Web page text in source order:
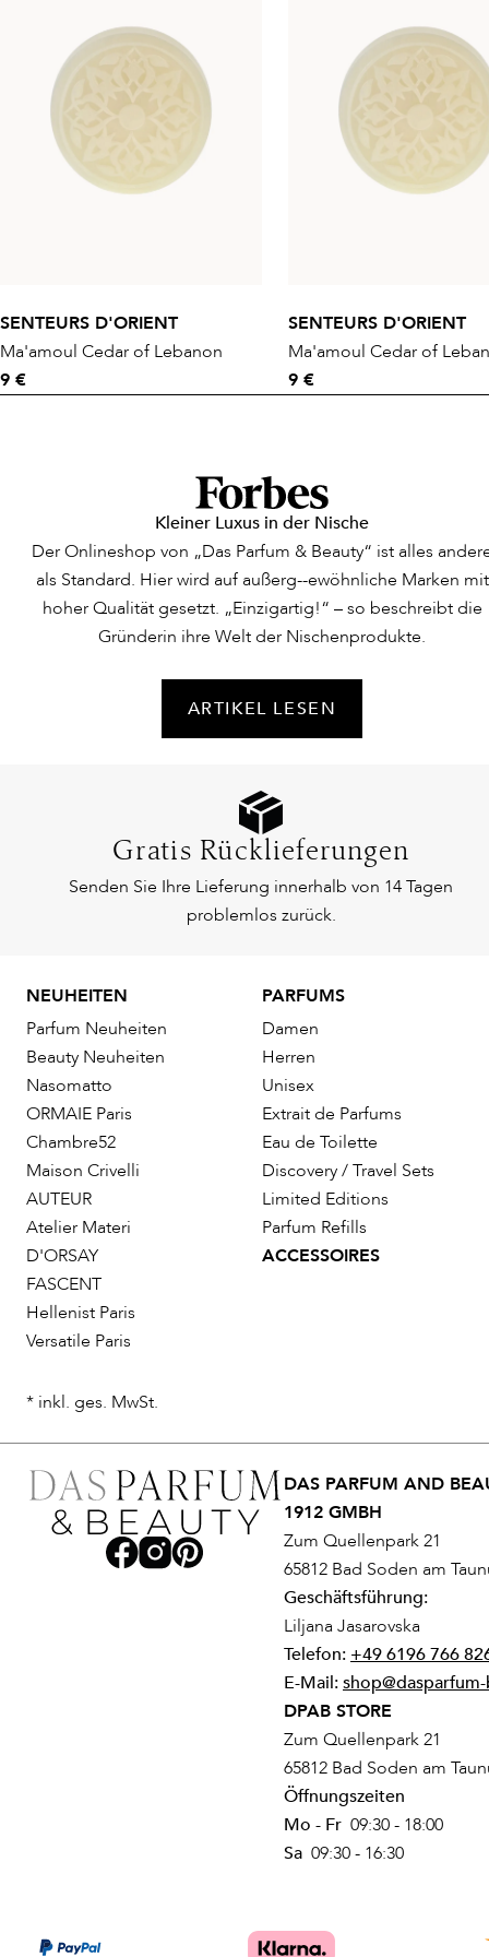
SENTEURS D'ORIENT
Ma'amoul Cedar of Lebanon
9 €
SENTEURS D'ORIENT
Ma'amoul Cedar of
9 €
Kleiner Luxus in der Nische
Der Onlineshop von „Das Parfum & Beauty“ ist alles
als Standard. Hier wird auf außerg--ewöhnliche Marken mit
hoher Qualität gesetzt. „Einzigartig!“ – so beschreibt die
Gründerin ihre Welt der Nischenprodukte.
ARTIKEL LESEN
Gratis Rücklieferungen
Senden Sie Ihre Lieferung innerhalb von 14 Tagen
problemlos zurück.
NEUHEITEN
Parfum Neuheiten
Beauty Neuheiten
Nasomatto
ORMAIE Paris
Chambre52
Maison Crivelli
AUTEUR
Atelier Materi
D'ORSAY
FASCENT
Hellenist Paris
Versatile Paris
PARFUMS
Damen
Herren
Unisex
Extrait de Parfums
Eau de Toilette
Discovery / Travel Sets
Limited Editions
Parfum Refills
ACCESSOIRES
* inkl. ges. MwSt.
DAS PARFUM AND
1912 GMBH
Zum Quellenpark 21
65812 Bad Soden am
Geschäftsführung:
Liljana Jasarovska
Telefon: +49 6196 766
E-Mail:
DPAB STORE
Zum Quellenpark 21
65812 Bad Soden am
Öffnungszeiten
Mo - Fr 09:30 - 18:00
Sa 09:30 - 16:30